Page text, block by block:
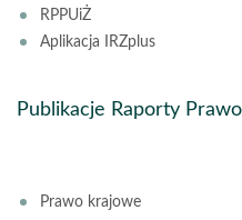
RPPUiŻ
Aplikacja IRZplus
Publikacje Raporty Prawo
Prawo krajowe